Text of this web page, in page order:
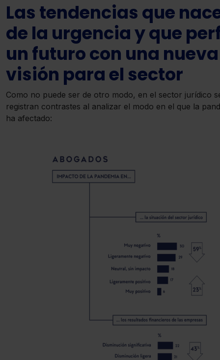
Las tendencias que
de la urgencia y que
un futuro con una nueva
visión para el sector
Como no puede ser de otro modo, en el sector jurídico
registran contrastes al analizar el modo en el que la
ha afectado: